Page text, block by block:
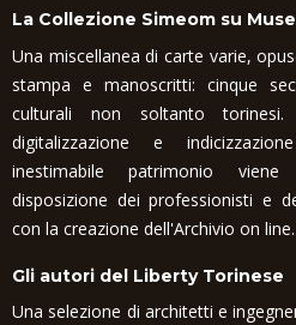
La Collezione Simeom su
Una miscellanea di carte varie,
stampa e manoscritti: cinque
culturali non soltanto
digitalizzazione e
inestimabile patrimonio
disposizione dei professionisti e
con la creazione dell'Archivio on line.
Gli autori del Liberty Torinese
Una selezione di architetti e